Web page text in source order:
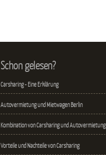
Schon gelesen?
Carsharing - Eine Erklärung
Autovermietung und Mietwagen Berlin
Kombination von Carsharing und Autovermietung
Vorteile und Nachteile von Carsharing